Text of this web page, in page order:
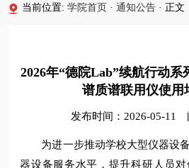
当前位置:学院首页 · 通知公告 · 正文
2026年“德院Lab”续航行动系
谱质谱联用仪使用
发布时间：2026-05-11
为进一步推动学校大型仪器设
器设备服务水平，提升科研人员